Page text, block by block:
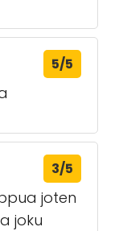
5/5
3/5
joten
joku